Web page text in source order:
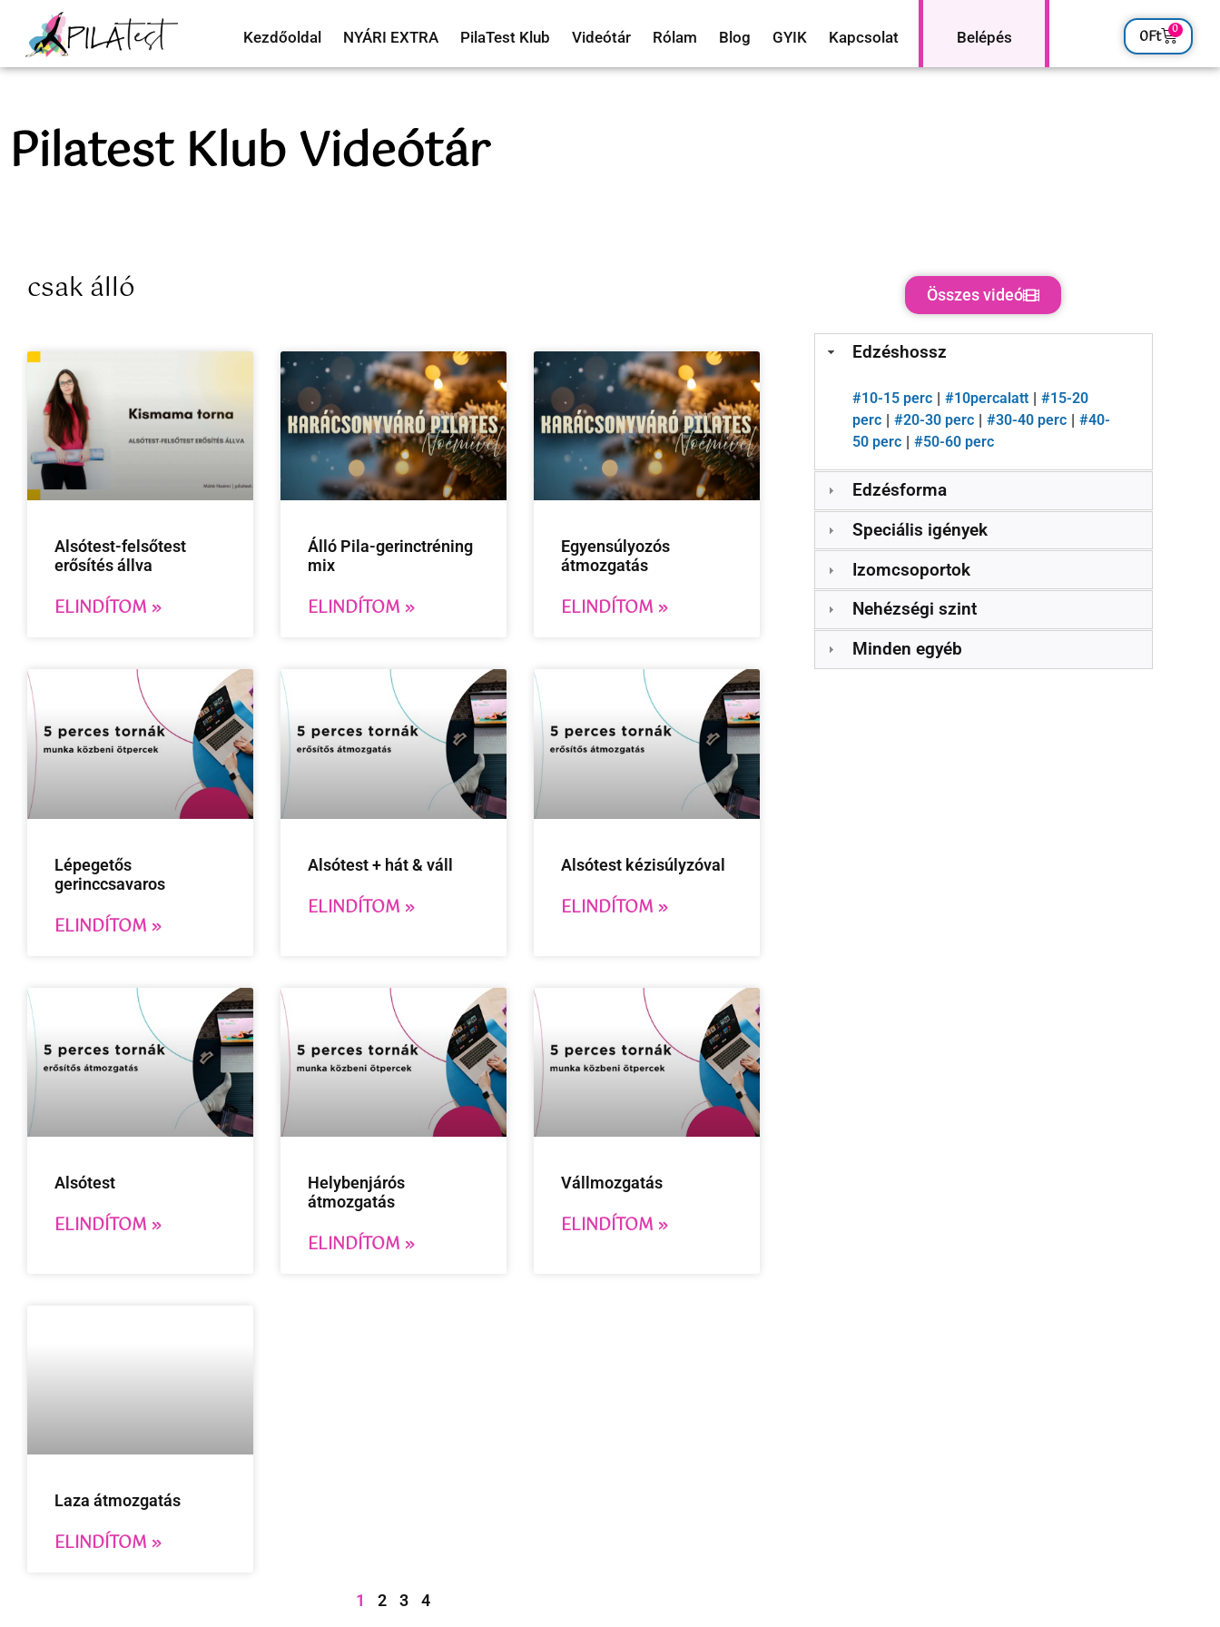
Kezdőoldal NYÁRI EXTRA PilaTest Klub Videótár Rólam Blog GYIK Kapcsolat Belépés 0Ft 0
Pilatest Klub Videótár
csak álló
Alsótest-felsőtest
erősítés állva
ELINDÍTOM »
Álló Pila-gerinctréning
mix
ELINDÍTOM »
Egyensúlyozós
átmozgatás
ELINDÍTOM »
Lépegetős
gerinccsavaros
ELINDÍTOM »
Alsótest + hát & váll
ELINDÍTOM »
Alsótest kézisúlyzóval
ELINDÍTOM »
Alsótest
ELINDÍTOM »
Helybenjárós
átmozgatás
ELINDÍTOM »
Vállmozgatás
ELINDÍTOM »
Laza átmozgatás
ELINDÍTOM »
1 2 3 4
Összes videó
Edzéshossz
#10-15 perc #10percalatt #15-20
perc
#20-30 perc #30-40 perc #40-
50 perc
#50-60 perc
Edzésforma
Speciális igények
Izomcsoportok
Nehézségi szint
Minden egyéb